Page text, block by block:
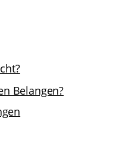
Belangen?